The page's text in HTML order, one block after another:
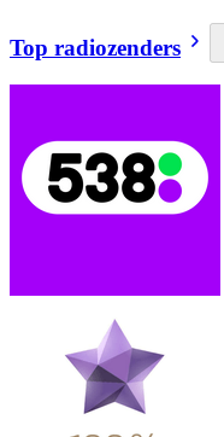
Top radiozenders